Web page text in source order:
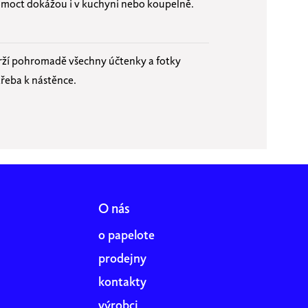
dokážou i v kuchyni nebo koupelně.
pohromadě všechny účtenky a fotky
k nástěnce.
O nás
o papelote
prodejny
kontakty